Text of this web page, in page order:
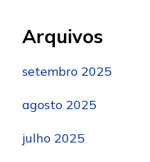
Arquivos
setembro 2025
agosto 2025
julho 2025